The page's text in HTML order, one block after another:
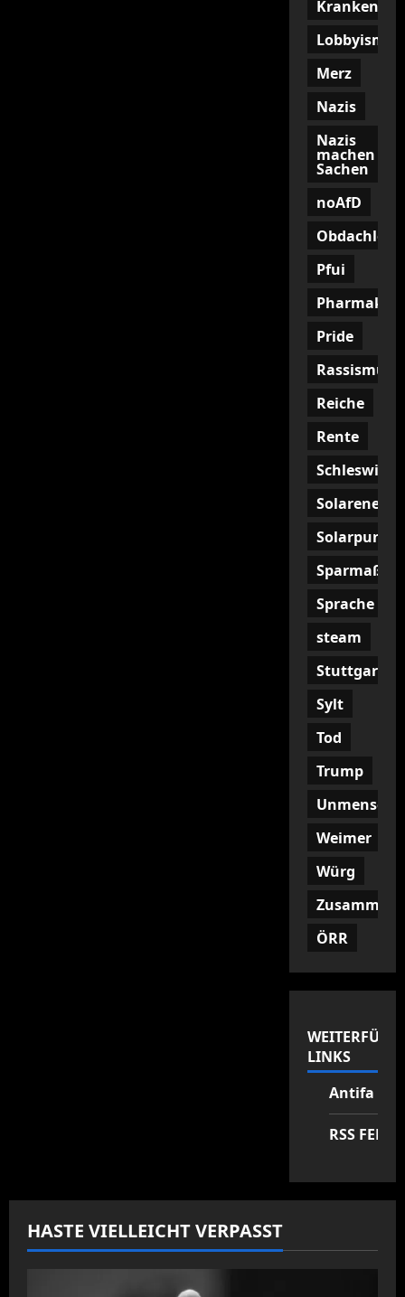
Lobbyismus
Merz
Nazis
Nazis
machen
Sachen
noAfD
Pfui
Pride
Rassismus
Reiche
Rente
Schleswig
Solarpunk
Sprache
steam
Stuttgart
Sylt
Tod
Trump
Weimer
Würg
ÖRR
LINKS
Antifa
RSS FEED
HASTE VIELLEICHT VERPASST